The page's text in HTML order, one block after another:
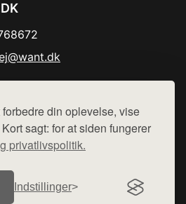
din oplevelse, vise
sagt: for at siden fungerer
privatlivspolitik.
Indstillinger
side - vi henviser til de shops,